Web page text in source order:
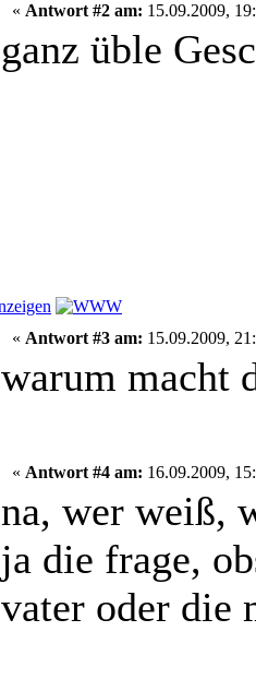
« Antwort #2 am: 15.09.2009,
ganz üble
« Antwort #3 am: 15.09.2009,
warum macht
« Antwort #4 am: 16.09.2009,
na, wer weiß,
ja die frage,
vater oder die